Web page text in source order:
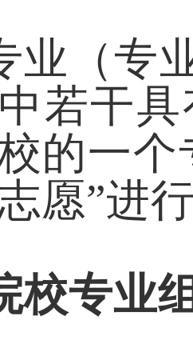
业（专
若干
的一
愿”进
校专业